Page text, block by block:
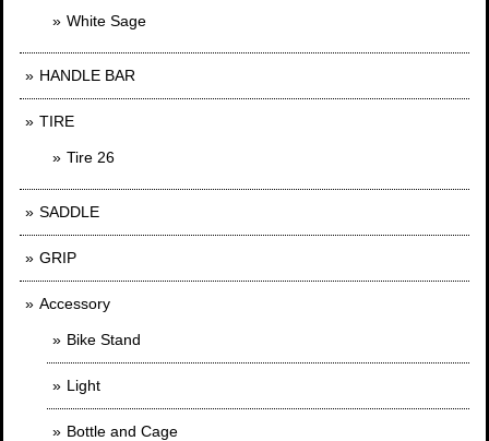
White Sage
HANDLE BAR
TIRE
Tire 26
SADDLE
GRIP
Accessory
Bike Stand
Light
Bottle and Cage